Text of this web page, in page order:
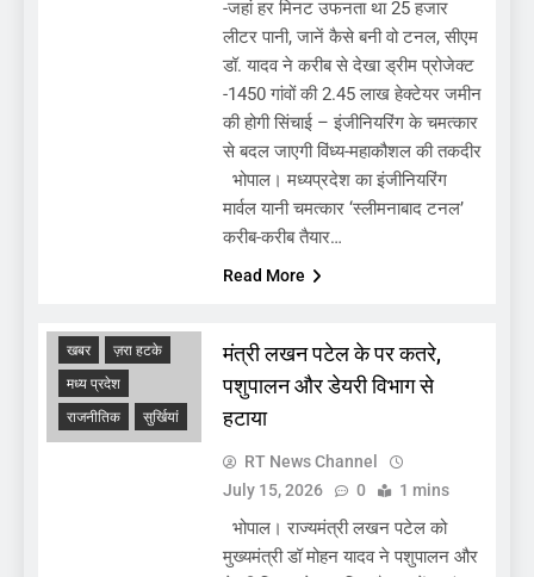
-जहां हर मिनट उफनता था 25 हजार
लीटर पानी, जानें कैसे बनी वो टनल, सीएम
डॉ. यादव ने करीब से देखा ड्रीम प्रोजेक्ट
-1450 गांवों की 2.45 लाख हेक्टेयर जमीन
की होगी सिंचाई – इंजीनियरिंग के चमत्कार
से बदल जाएगी विंध्य-महाकौशल की तकदीर
भोपाल। मध्यप्रदेश का इंजीनियरिंग
मार्वल यानी चमत्कार ‘स्लीमनाबाद टनल’
करीब-करीब तैयार…
Read More
खबर
ज़रा हटके
मध्य प्रदेश
राजनीतिक
सुर्खियां
मंत्री लखन पटेल के पर कतरे,
पशुपालन और डेयरी विभाग से
हटाया
RT News Channel
July 15, 2026
0 1 mins
भोपाल। राज्यमंत्री लखन पटेल को
मुख्यमंत्री डॉ मोहन यादव ने पशुपालन और